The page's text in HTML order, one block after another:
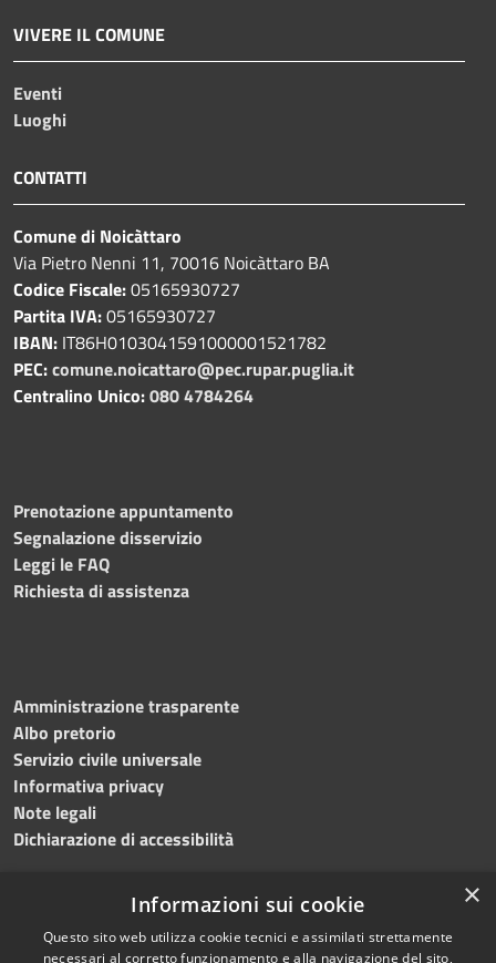
VIVERE IL COMUNE
Eventi
Luoghi
CONTATTI
Comune di Noicàttaro
Via Pietro Nenni 11, 70016 Noicàttaro BA
Codice Fiscale:05165930727
Partita IVA:05165930727
IBAN: IT86H0103041591000001521782
PEC:comune.noicattaro@pec.rupar.puglia.it
Centralino Unico:080 4784264
Prenotazione appuntamento
Segnalazione disservizio
Leggi le FAQ
Richiesta di assistenza
Amministrazione trasparente
Albo pretorio
Servizio civile universale
Informativa privacy
Note legali
Dichiarazione di accessibilità
RSS
Copyright © 2023 •
×
Informazioni sui cookie
Questo sito web utilizza cookie tecnici e assimilati strettamente
necessari al corretto funzionamento e alla navigazione del sito,